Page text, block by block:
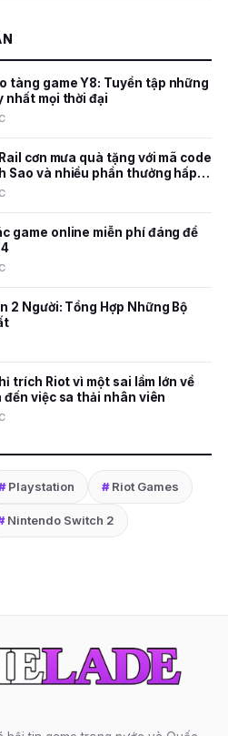
tàng game Y8: Tuyển tập những
nhất mọi thời đại
cơn mưa quà tặng với mã code
Sao và nhiều phần thưởng hấp
game online miễn phí đáng để
2 Người: Tổng Hợp Những Bộ
trích Riot vì một sai lầm lớn về
đến việc sa thải nhân viên
Playstation #Riot Games
Nintendo Switch 2